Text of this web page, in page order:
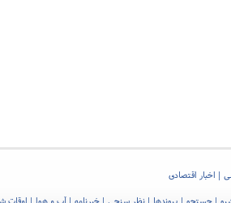
اخبار اقتصادی